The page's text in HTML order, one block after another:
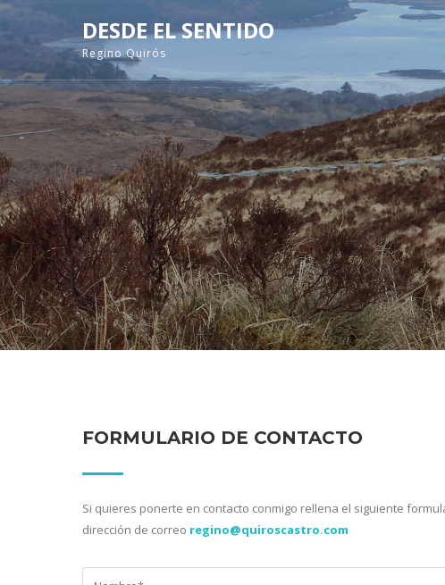
DESDE EL SENTIDO
Regino Quirós
FORMULARIO DE CONTACTO
Si quieres ponerte en contacto conmigo rellena el siguiente
dirección de correo regino@quiroscastro.com